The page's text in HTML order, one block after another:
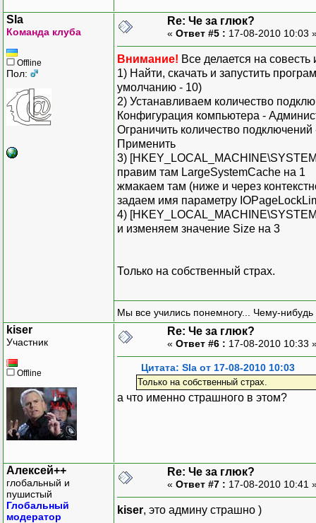
Sla
Команда клуба
Offline
Пол:
Re: Че за глюк?
« Ответ #5 : 17-08-2010 10:03
Внимание! Все делается на совесть
1) Найти, скачать и запустить
умолчанию - 10)
2) Устанавливаем количество
Конфигурация компьютера -
Ограничить количество
Применить
3)
правим там LargeSystemCache на 1
жмакаем там (ниже и через
задаем имя параметру
4)
и изменяем значение Size на 3
Только на собственный страх.
Мы все учились понемногу... Чему-нибудь
kiser
Участник
Offline
Re: Че за глюк?
« Ответ #6 : 17-08-2010 10:33
Цитата: Sla от 17-08-2010 10:03
Только на собственный страх.
а что именно страшного в этом?
Алексей++
глобальный и
пушистый
Глобальный
модератор
Re: Че за глюк?
« Ответ #7 : 17-08-2010 10:41
kiser, это админу страшно )